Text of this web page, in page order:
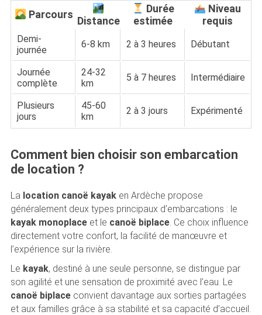
Parcours
Distance
Durée
estimée
Niveau
requis
Demi-
journée
6-8 km 2 à 3 heures Débutant
Journée
complète
24-32
km
5 à 7 heures Intermédiaire
Plusieurs
jours
45-60
km
2 à 3 jours Expérimenté
Comment bien choisir son embarcation
de location ?
La location canoë kayaken Ardèche propose
généralement deux types principaux d’embarcations : le
kayak monoplaceet le canoë biplace. Ce choix influence
directement votre confort, la facilité de manœuvre et
l’expérience sur la rivière.
Le kayak, destiné à une seule personne, se distingue par
son agilité et une sensation de proximité avec l’eau. Le
canoë biplaceconvient davantage aux sorties partagées
et aux familles grâce à sa stabilité et sa capacité d’accueil.